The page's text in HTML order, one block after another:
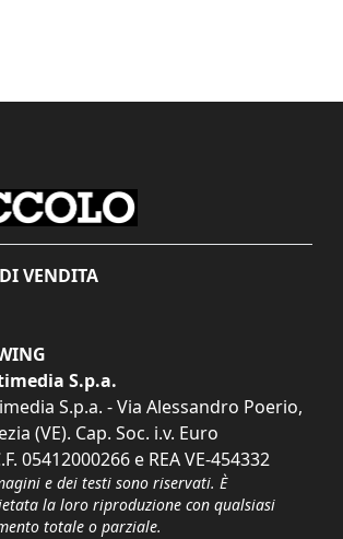
VENDITA
S.p.a.
S.p.a. - Via Alessandro Poerio,
(VE). Cap. Soc. i.v. Euro
05412000266 e REA VE-454332
e dei testi sono riservati. È
la loro riproduzione con qualsiasi
totale o parziale.